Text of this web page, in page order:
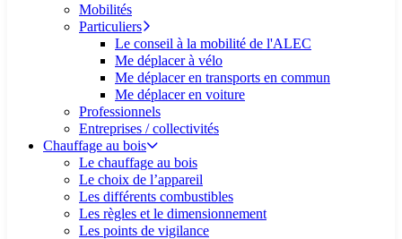
Mobilités
Particuliers
Le conseil à la mobilité de l'ALEC
Me déplacer à vélo
Me déplacer en transports en commun
Me déplacer en voiture
Professionnels
Entreprises / collectivités
Chauffage au bois
Le chauffage au bois
Le choix de l’appareil
Les différents combustibles
Les règles et le dimensionnement
Les points de vigilance